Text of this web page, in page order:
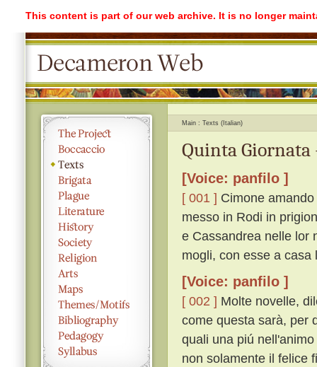
This content is part of our web archive. It is no longer
Main Texts (Italian)
Quinta
[Voice: panfilo ]
[ 001 ] Cimone
messo in Rodi in
e Cassandrea nelle lor
mogli, con esse a casa
[Voice: panfilo ]
[ 002 ] Molte novelle,
come questa sarà, per
quali una piú
non solamente il felice